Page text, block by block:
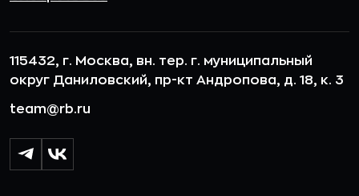
115432, г. Москва, вн. тер. г. муниципальный
округ Даниловский, пр-кт Андропова, д. 18, к. 3
team@rb.ru